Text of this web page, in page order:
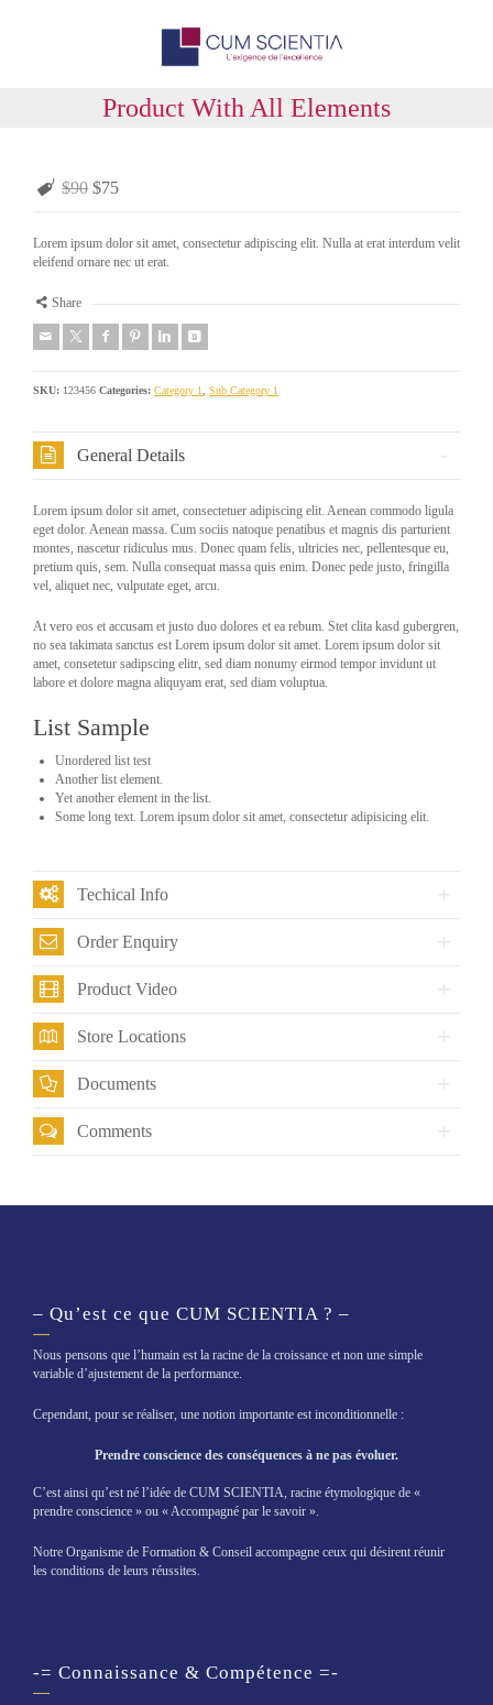
Product With All Elements
$90 $75
Lorem ipsum dolor sit amet, consectetur adipiscing elit. Nulla at erat interdum velit
eleifend ornare nec ut erat.
Share
SKU: 123456 Categories: Category 1 Sub Category 1
General Details
Lorem ipsum dolor sit amet, consectetuer adipiscing elit. Aenean commodo ligula
eget dolor. Aenean massa. Cum sociis natoque penatibus et magnis dis parturient
montes, nascetur ridiculus mus. Donec quam felis, ultricies nec, pellentesque eu,
pretium quis, sem. Nulla consequat massa quis enim. Donec pede justo, fringilla
vel, aliquet nec, vulputate eget, arcu.
At vero eos et accusam et justo duo dolores et ea rebum. Stet clita kasd gubergren,
no sea takimata sanctus est Lorem ipsum dolor sit amet. Lorem ipsum dolor sit
amet, consetetur sadipscing elitr, sed diam nonumy eirmod tempor invidunt ut
labore et dolore magna aliquyam erat, sed diam voluptua.
List Sample
Unordered list test
Another list element.
Yet another element in the list.
Some long text. Lorem ipsum dolor sit amet, consectetur adipisicing elit.
Techical Info
Order Enquiry
Product Video
Store Locations
Documents
Comments
– Qu’est ce que CUM SCIENTIA ? –
Nous pensons que l’humain est la racine de la croissance et non une simple
variable d’ajustement de la performance.
Cependant, pour se réaliser, une notion importante est inconditionnelle :
Prendre conscience des conséquences à ne pas évoluer.
C’est ainsi qu’est né l’idée de CUM SCIENTIA, racine étymologique de «
prendre conscience » ou « Accompagné par le savoir ».
Notre Organisme de Formation & Conseil accompagne ceux qui désirent réunir
les conditions de leurs réussites.
-= Connaissance & Compétence =-